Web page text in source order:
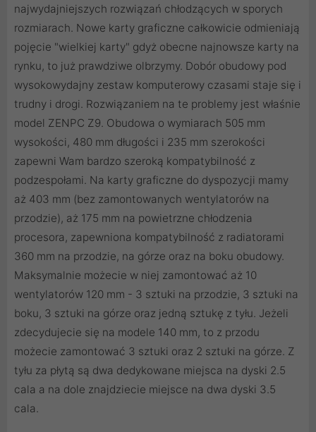
najwydajniejszych rozwiązań chłodzących w sporych
rozmiarach. Nowe karty graficzne całkowicie odmieniają
pojęcie "wielkiej karty" gdyż obecne najnowsze karty na
rynku, to już prawdziwe olbrzymy. Dobór obudowy pod
wysokowydajny zestaw komputerowy czasami staje się i
trudny i drogi. Rozwiązaniem na te problemy jest właśnie
model ZENPC Z9. Obudowa o wymiarach 505 mm
wysokości, 480 mm długości i 235 mm szerokości
zapewni Wam bardzo szeroką kompatybilność z
podzespołami. Na karty graficzne do dyspozycji mamy
aż 403 mm (bez zamontowanych wentylatorów na
przodzie), aż 175 mm na powietrzne chłodzenia
procesora, zapewniona kompatybilność z radiatorami
360 mm na przodzie, na górze oraz na boku obudowy.
Maksymalnie możecie w niej zamontować aż 10
wentylatorów 120 mm - 3 sztuki na przodzie, 3 sztuki na
boku, 3 sztuki na górze oraz jedną sztukę z tyłu. Jeżeli
zdecydujecie się na modele 140 mm, to z przodu
możecie zamontować 3 sztuki oraz 2 sztuki na górze. Z
tyłu za płytą są dwa dedykowane miejsca na dyski 2.5
cala a na dole znajdziecie miejsce na dwa dyski 3.5
cala.